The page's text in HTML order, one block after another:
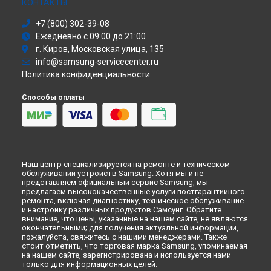
Атс
Смарт-часы
Варочная панель
Посудомоечная машина
Морозильная камера
Кондиционер
Духовой шкаф
Вытяжка
КОНТАКТЫ
+7 (800) 302-39-08
Ежедневно с 09:00 до 21:00
г. Киров, Московская улица, 135
info@samsung-servicecenter.ru
Политика конфиденциальности
Способы оплаты
Наш центр специализируется на ремонте и техническом
обслуживании устройств Samsung. Хотя мы и не
представляем официальный сервис Samsung, мы
предлагаем высококачественные услуги постгарантийного
ремонта, включая диагностику, техническое обслуживание
и настройку различных продуктов Самсунг. Обратите
внимание, что цены, указанные на нашем сайте, не являются
окончательными; для получения актуальной информации,
пожалуйста, свяжитесь с нашими менеджерами. Также
стоит отметить, что торговая марка Samsung, упоминаемая
на нашем сайте, зарегистрирована и используется нами
только для информационных целей.